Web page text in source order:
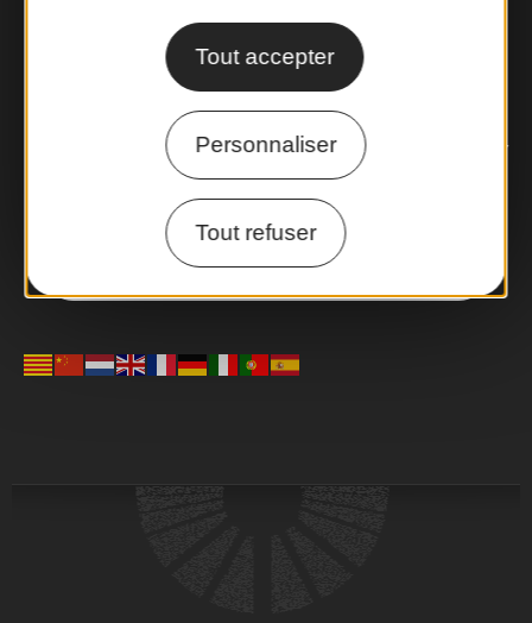
Tout accepter
Personnaliser
Tout refuser
Ne manquez pas notre newsletter mensuelle pour
bénéficier d’informations exclusives et profiter
pleinement de votre séjour dans le Gard.
Je m'inscris à la newsletter